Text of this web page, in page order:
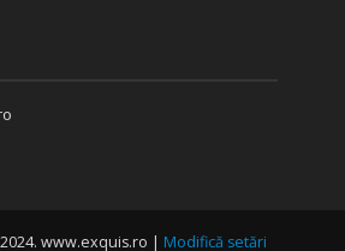
www.exquis.ro | Modifică setări